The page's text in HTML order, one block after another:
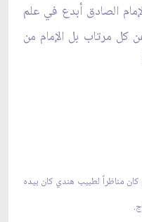
الصادق أبدع في علم
كل مرتاب بل الإمام من
كان مناظراً لطبيب هندي كان بيده